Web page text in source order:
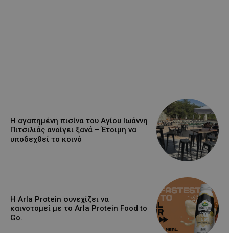
Η αγαπημένη πισίνα του Αγίου Ιωάννη
Πιτσιλιάς ανοίγει ξανά – Έτοιμη να
υποδεχθεί το κοινό
Η Arla Protein συνεχίζει να
καινοτομεί με το Arla Protein Food to
Go.